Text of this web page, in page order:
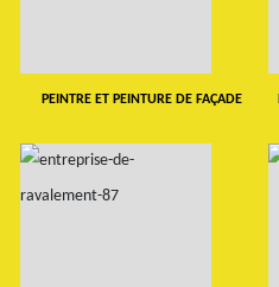
PEINTRE ET PEINTURE DE FAÇADE